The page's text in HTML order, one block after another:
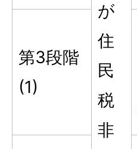
が
住
民
税
非
第3段階
(1)